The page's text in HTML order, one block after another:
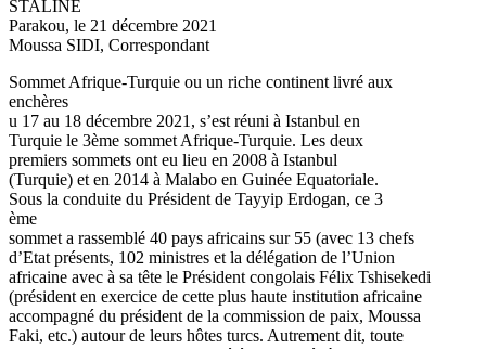
STALINE
Parakou, le 21 décembre 2021
Moussa SIDI, Correspondant
Sommet Afrique-Turquie ou un riche continent livré aux
enchères
u 17 au 18 décembre 2021, s’est réuni à Istanbul en
Turquie le 3ème sommet Afrique-Turquie. Les deux
premiers sommets ont eu lieu en 2008 à Istanbul
(Turquie) et en 2014 à Malabo en Guinée Equatoriale.
Sous la conduite du Président de Tayyip Erdogan, ce 3
ème
sommet a rassemblé 40 pays africains sur 55 (avec 13 chefs
d’Etat présents, 102 ministres et la délégation de l’Union
africaine avec à sa tête le Président congolais Félix Tshisekedi
(président en exercice de cette plus haute institution africaine
accompagné du président de la commission de paix, Moussa
Faki, etc.) autour de leurs hôtes turcs. Autrement dit, toute